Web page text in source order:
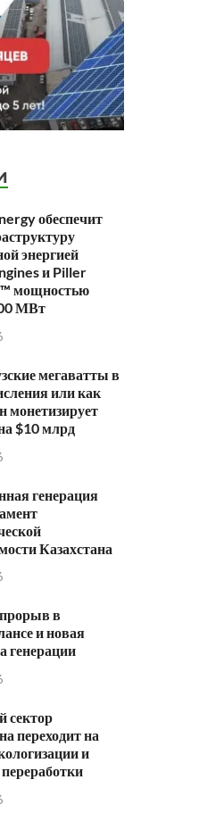
обеспечит
энергией
и Piller
мощностью
МВт
мегаватты в
или как
монетизирует
$10 млрд
генерация
Казахстана
в
и новая
генерации
сектор
переходит на
и